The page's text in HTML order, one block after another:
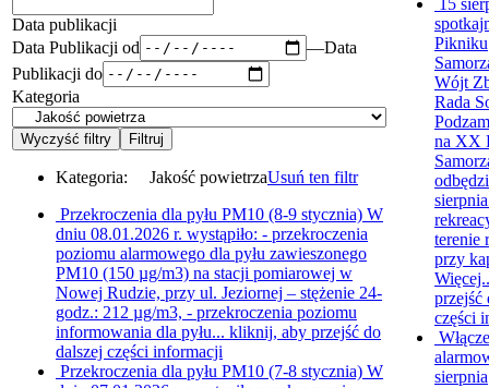
Data publikacji
Data Publikacji od
—Data
Publikacji do
Kategoria
Kategoria: Jakość powietrzaUsuń ten filtr
Przekroczenia dla pyłu PM10 (8-9 stycznia) W
dniu 08.01.2026 r. wystąpiło: - przekroczenia
poziomu alarmowego dla pyłu zawieszonego
PM10 (150 µg/m3) na stacji pomiarowej w
Nowej Rudzie, przy ul. Jeziornej – stężenie 24-
godz.: 212 µg/m3, - przekroczenia poziomu
informowania dla pyłu... kliknij, aby przejść do
dalszej części informacji
Przekroczenia dla pyłu PM10 (7-8 stycznia) W
Pikniku
Wójt
Rada
na XX
terenie
przy
przejść
części
sierpnia